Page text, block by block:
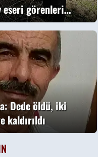
eseri görenleri
Dede öldü, iki
kaldırıldı